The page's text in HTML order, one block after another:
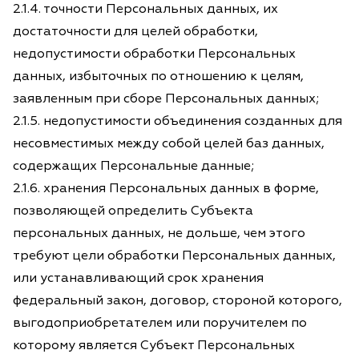
2.1.4. точности Персональных данных, их
достаточности для целей обработки,
недопустимости обработки Персональных
данных, избыточных по отношению к целям,
заявленным при сборе Персональных данных;
2.1.5. недопустимости объединения созданных для
несовместимых между собой целей баз данных,
содержащих Персональные данные;
2.1.6. хранения Персональных данных в форме,
позволяющей определить Субъекта
персональных данных, не дольше, чем этого
требуют цели обработки Персональных данных,
или устанавливающий срок хранения
федеральный закон, договор, стороной которого,
выгодоприобретателем или поручителем по
которому является Субъект Персональных